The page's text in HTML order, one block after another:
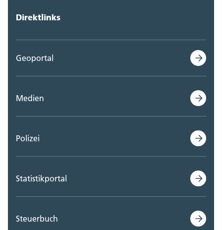
Direktlinks
Geoportal
Medien
Polizei
Statistikportal
Steuerbuch